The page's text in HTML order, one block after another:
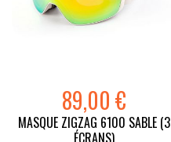
89,00 €
MASQUE ZIGZAG 6100 SABLE (3
ÉCRANS)